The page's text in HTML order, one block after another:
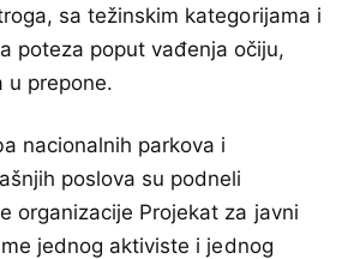
sa težinskim kategorijama i
poteza poput vađenja očiju,
u prepone.
nacionalnih parkova i
poslova su podneli
organizacije Projekat za javni
jednog aktiviste i jednog